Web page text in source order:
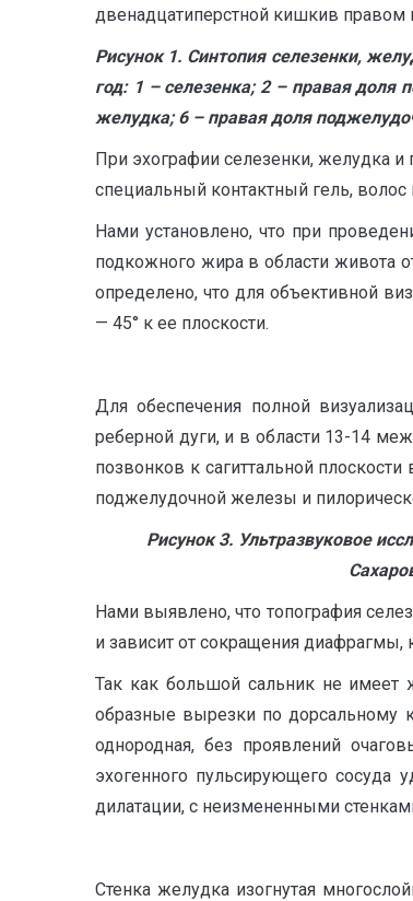
двенадцатиперстной кишкив правом
Рисунок 1. Синтопия селезенки,
год: 1 – селезенка; 2 – правая
желудка; 6 – правая доля
При эхографии селезенки, желудка
специальный контактный гель, волос
Нами установлено, что при
подкожного жира в области живота
определено, что для объективной
— 45° к ее плоскости.
Для обеспечения полной
реберной дуги, и в области 13-14
позвонков к сагиттальной
поджелудочной железы и
Рисунок 3. Ультразвуковое
Нами выявлено, что топография
и зависит от сокращения
Так как большой сальник не имеет
образные вырезки по дорсальному
однородная, без проявлений
эхогенного пульсирующего
дилатации, с неизмененными
Стенка желудка изогнутая